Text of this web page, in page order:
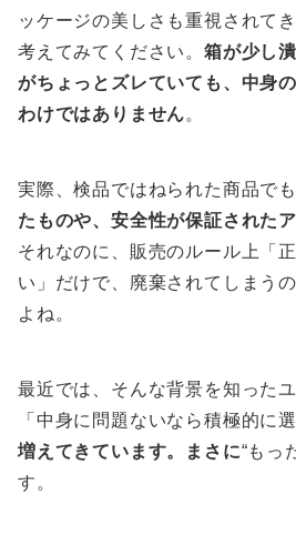
ッケージの美しさも重視されて
考えてみてください。 箱が少し
がちょっとズレていても、中身
わけではありません。
実際、検品ではねられた商品でも
たものや、安全性が保証された
それなのに、販売のルール上「
い」だけで、廃棄されてしまう
よね。
最近では、そんな背景を知った
「中身に問題ないなら積極的に
増えてきています。まさに“もっ
す。